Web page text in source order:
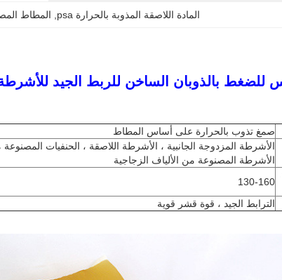
المادة اللاصقة المذوبة بالحرارة psa المطاط
بالذوبان الساخن للربط الجيد
صمغ تذوب بالحرارة على أساس المطاط
الأشرطة المزدوجة الجانبية ، الأشرطة اللاصقة ، الحنفيات المصنوعة
الأشرطة المصنوعة من الألياف الزجاجية
130-160
الترابط الجيد ، قوة قشر قوية